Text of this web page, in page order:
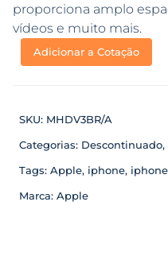
proporciona amplo
vídeos e muito mais.
Adicionar a Cotação
SKU: MHDV3BR/A
Categorias: Descontinuado,
Tags: Apple, iphone, iphone
Marca: Apple